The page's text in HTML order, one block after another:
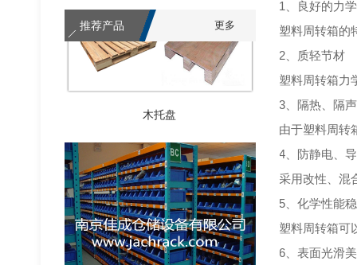
更多
推荐产品
木托盘
1、良好的力
塑料周转箱的
2、质轻节材
塑料周转箱力
3、隔热、隔声
由于塑料周转
4、防静电、
采用改性、混
5、化学性能
塑料周转箱可
6、表面光滑